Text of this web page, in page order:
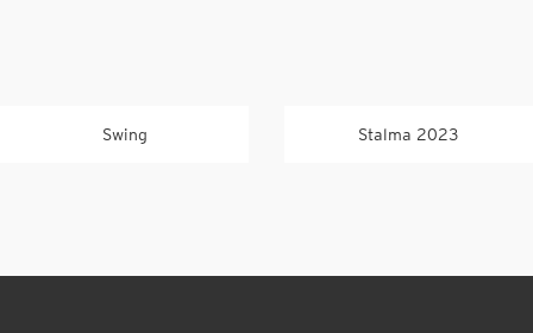
Swing Stalma 2023